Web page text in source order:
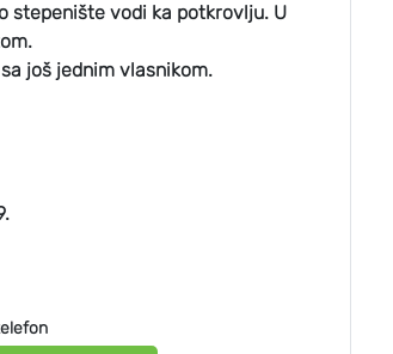
stepenište vodi ka potkrovlju. U
još jednim vlasnikom.